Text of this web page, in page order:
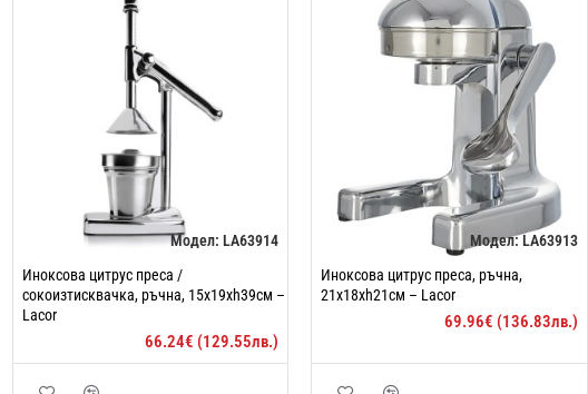
Модел: LA63914
Иноксова цитрус преса /
сокоизтисквачка, ръчна, 15x19xh39см –
Lacor
66.24€ (129.55лв.)
Модел:LA63913
Иноксова цитрус преса, ръчна,
21x18xh21см – Lacor
69.96€ (136.83лв.)